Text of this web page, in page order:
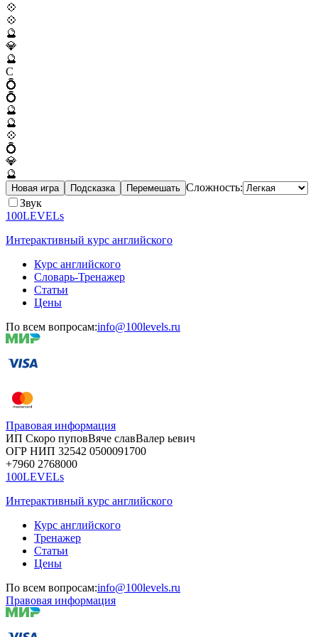
💠
💠
🔮
💎
🔮
C
💍
💍
🔮
🔮
💠
💍
💎
🔮
Новая игра Подсказка Перемешать Сложность:
Звук
100LEVELs
Интерактивный курс английского
Курс английского
Словарь-Тренажер
Статьи
Цены
По всем вопросам:info@100levels.ru
Правовая информация
ИП Скоро пуповВяче славВалер ьевич
ОГР НИП 32542 0500091700
+7960 2768000
100LEVELs
Интерактивный курс английского
Курс английского
Тренажер
Статьи
Цены
По всем вопросам:info@100levels.ru
Правовая информация